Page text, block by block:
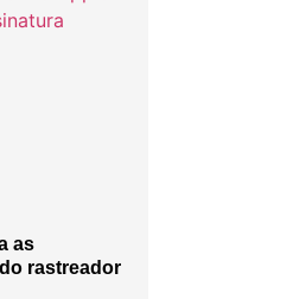
as
rastreador